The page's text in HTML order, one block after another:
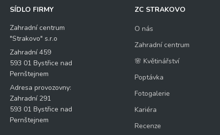
SÍDLO FIRMY
Zahradní centrum
"Strakovo" s.r.o
Zahradní 459
593 01 Bystřice nad
Pernštejnem
Adresa provozovny:
Zahradní 291
593 01 Bystřice nad
Pernštejnem
ZC STRAKOVO
O nás
Zahradní centrum
🌸 Květinářství
Poptávka
Fotogalerie
Kariéra
Recenze